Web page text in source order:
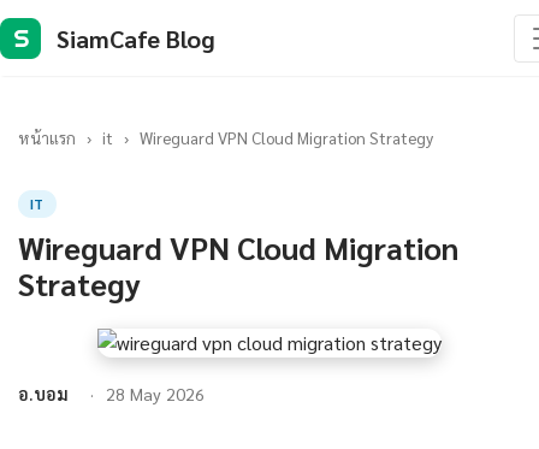
S SiamCafe Blog
หน้าแรก › it › Wireguard VPN Cloud Migration Strategy
IT
Wireguard VPN Cloud Migration
Strategy
อ.บอม 28 May 2026